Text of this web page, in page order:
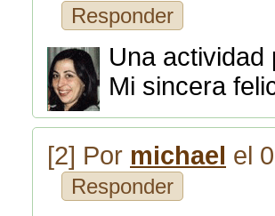
Responder
Una actividad
Mi sincera
[2] Por michael el
Responder